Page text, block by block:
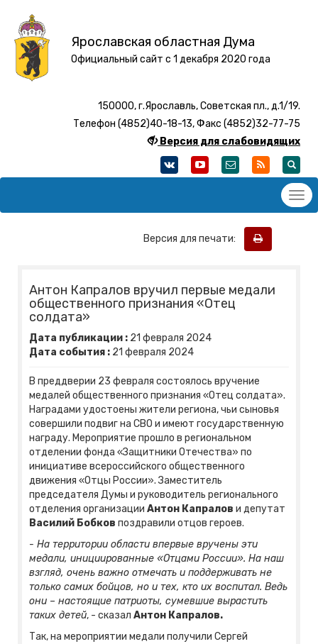
Ярославская областная Дума
Официальный сайт с 1 декабря 2020 года
150000, г.Ярославль, Советская пл., д.1/19.
Телефон (4852)40-18-13, Факс (4852)32-77-75
Версия для слабовидящих
Версия для печати:
Антон Капралов вручил первые медали
общественного признания «Отец
солдата»
Дата публикации : 21 февраля 2024
Дата события : 21 февраля 2024
В преддверии 23 февраля состоялось вручение
медалей общественного признания «Отец солдата».
Наградами удостоены жители региона, чьи сыновья
совершили подвиг на СВО и имеют государственную
награду. Мероприятие прошло в региональном
отделении фонда «Защитники Отечества» по
инициативе всероссийского общественного
движения «Отцы России». Заместитель
председателя Думы и руководитель регионального
отделения организации Антон Капралов и депутат
Василий Бобков поздравили отцов героев.
- На территории области впервые вручены эти
медали, инициированные «Отцами России». На наш
взгляд, очень важно отмечать и поддерживать не
только самих бойцов, но и тех, кто их воспитал. Ведь
они – настоящие патриоты, сумевшие вырастить
таких детей, - сказал Антон Капралов.
Так, на мероприятии медали получили Сергей